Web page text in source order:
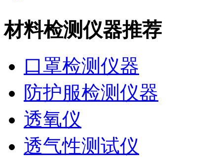
材料检测仪器推荐
口罩检测仪器
防护服检测仪器
透氧仪
透气性测试仪